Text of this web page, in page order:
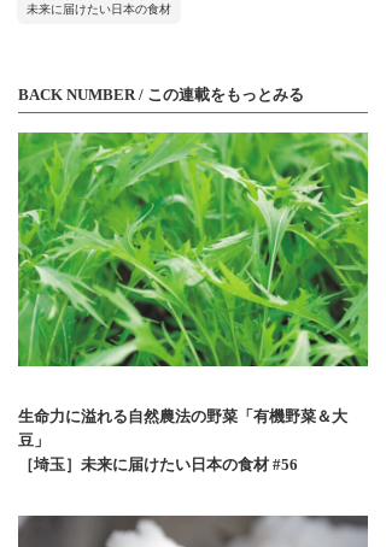
未来に届けたい日本の食材
BACK NUMBER / この連載をもっとみる
生命力に溢れる自然農法の野菜「有機野菜＆大
豆」
［埼玉］未来に届けたい日本の食材 #56